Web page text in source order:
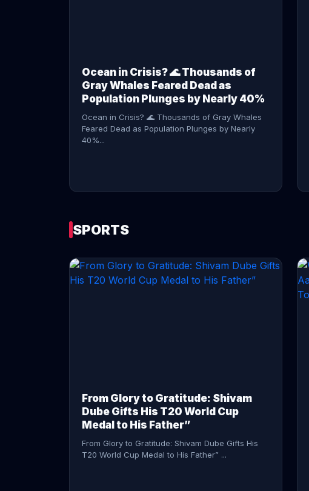
Ocean in Crisis? 🌊 Thousands of
Gray Whales Feared Dead as
Population Plunges by Nearly 40%
Ocean in Crisis? 🌊 Thousands of Gray Whales
Feared Dead as Population Plunges by Nearly
40%...
SPORTS
From Glory to Gratitude: Shivam
Dube Gifts His T20 World Cup
Medal to His Father”
From Glory to Gratitude: Shivam Dube Gifts His
T20 World Cup Medal to His Father” ...